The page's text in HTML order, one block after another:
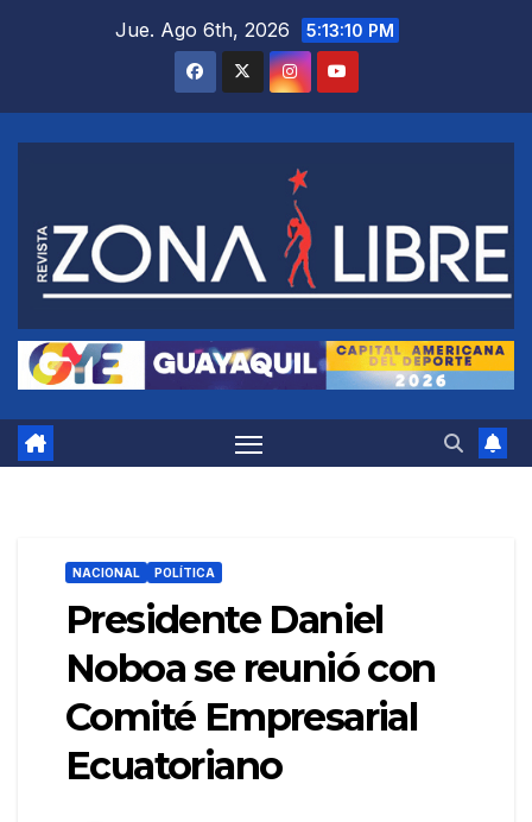
Jue. Ago 6th, 2026 5:13:11 PM
NACIONAL POLÍTICA
Presidente Daniel
Noboa se reunió con
Comité Empresarial
Ecuatoriano